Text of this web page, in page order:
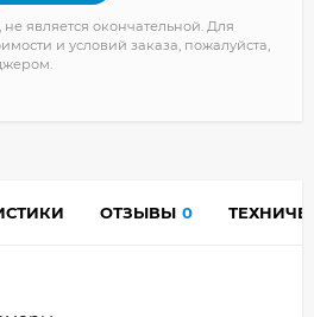
является окончательной. Для
и условий заказа, пожалуйста,
ОТЗЫВЫ 0